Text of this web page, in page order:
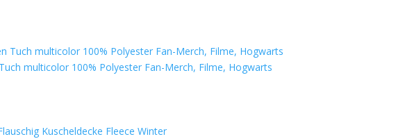
multicolor 100% Polyester Fan-Merch, Filme, Hogwarts